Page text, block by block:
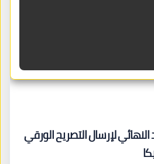
لإرسال التصريح الورقي